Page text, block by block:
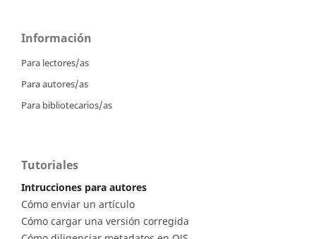
Información
Para lectores/as
Para autores/as
Para bibliotecarios/as
Tutoriales
Intrucciones para autores
Cómo enviar un artículo
Cómo cargar una versión corregida